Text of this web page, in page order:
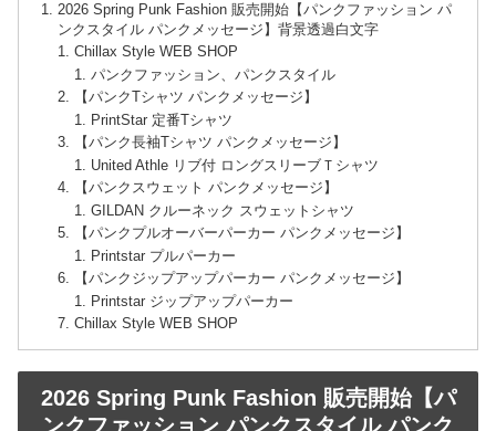
2026 Spring Punk Fashion 販売開始【パンクファッション パ
ンクスタイル パンクメッセージ】背景透過白文字
Chillax Style WEB SHOP
パンクファッション、パンクスタイル
【パンクTシャツ パンクメッセージ】
PrintStar 定番Tシャツ
【パンク長袖Tシャツ パンクメッセージ】
United Athle リブ付 ロングスリーブＴシャツ
【パンクスウェット パンクメッセージ】
GILDAN クルーネック スウェットシャツ
【パンクプルオーバーパーカー パンクメッセージ】
Printstar プルパーカー
【パンクジップアップパーカー パンクメッセージ】
Printstar ジップアップパーカー
Chillax Style WEB SHOP
2026 Spring Punk Fashion 販売開始【パ
ンクファッション パンクスタイル パンク